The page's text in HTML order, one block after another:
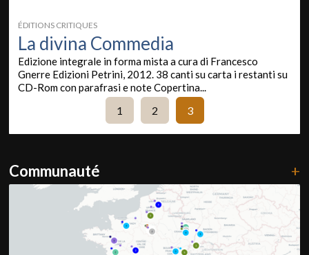
ÉDITIONS CRITIQUES
La divina Commedia
Edizione integrale in forma mista a cura di Francesco
Gnerre Edizioni Petrini, 2012. 38 canti su carta i restanti su
CD-Rom con parafrasi e note Copertina...
1 2 3
Communauté +